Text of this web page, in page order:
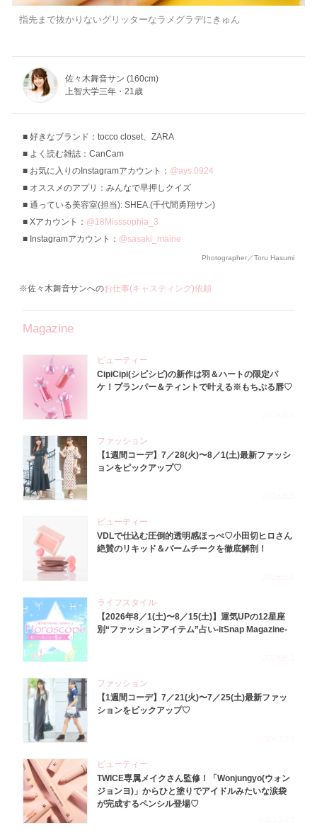
指先まで抜かりないグリッターなラメグラデにきゅん
佐々木舞音サン (160cm)
上智大学三年・21歳
好きなブランド：tocco closet、ZARA
よく読む雑誌：CanCam
お気に入りのInstagramアカウント： @ays.0924
オススメのアプリ：みんなで早押しクイズ
通っている美容室(担当): SHEA.(千代間勇翔サン)
Xアカウント： @18Misssophia_3
Instagramアカウント： @sasaki_maine
Photographer／Toru Hasumi
※佐々木舞音サンへのお仕事(キャスティング)依頼
Magazine
ビューティー
CipiCipi(シピシピ)の新作は羽＆ハートの限定パ
ケ！プランパー＆ティントで叶える※もちぷる唇♡
ファッション
【1週間コーデ】7／28(火)〜8／1(土)最新ファッシ
ョンをピックアップ♡
ビューティー
VDLで仕込む圧倒的透明感ほっぺ♡小田切ヒロさん
絶賛のリキッド＆バームチークを徹底解剖！
ライフスタイル
【2026年8／1(土)〜8／15(土)】運気UPの12星座
別“ファッションアイテム”占い-itSnap Magazine-
ファッション
【1週間コーデ】7／21(火)〜7／25(土)最新ファッ
ションをピックアップ♡
ビューティー
TWICE専属メイクさん監修！「Wonjungyo(ウォン
ジョンヨ)」からひと塗りでアイドルみたいな涙袋
が完成するペンシル登場♡